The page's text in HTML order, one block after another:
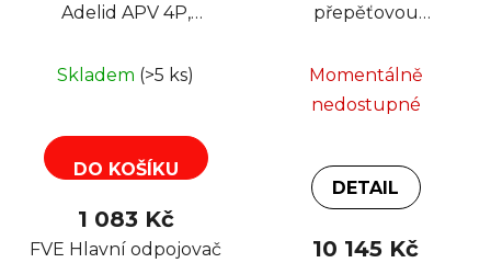
Adelid APV 4P,
Skladem (>5 ks)
DO KOŠÍKU
1 083 Kč
FVE Hlavní odpojovač
přepěťovou
pro fotovoltaiku
Momentálně
nedostupné
DETAIL
10 145 Kč